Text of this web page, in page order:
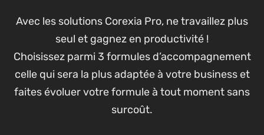
Avec les solutions Corexia Pro, ne travaillez plus
seul et gagnez en productivité !
Choisissez parmi 3 formules d’accompagnement
celle qui sera la plus adaptée à votre business et
faites évoluer votre formule à tout moment sans
surcoût.